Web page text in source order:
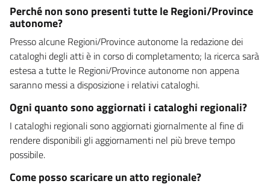
Perché non sono presenti tutte le Regioni/Province
autonome?
Presso alcune Regioni/Province autonome la redazione dei
cataloghi degli atti è in corso di completamento; la ricerca sarà
estesa a tutte le Regioni/Province autonome non appena
saranno messi a disposizione i relativi cataloghi.
Ogni quanto sono aggiornati i cataloghi regionali?
I cataloghi regionali sono aggiornati giornalmente al fine di
rendere disponibili gli aggiornamenti nel più breve tempo
possibile.
Come posso scaricare un atto regionale?